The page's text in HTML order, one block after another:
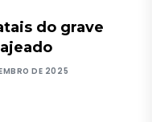
do grave
DE 2025